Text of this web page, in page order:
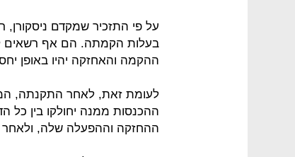
על פי התזכיר שמקדם
בעלות הקמתה. הם אף רשאים
ההקמה והאחזקה יהיו באופן
לעומת זאת, לאחר התקנתה,
ההכנסות ממנה יחולקו בין כל
ההחזקה וההפעלה שלה,